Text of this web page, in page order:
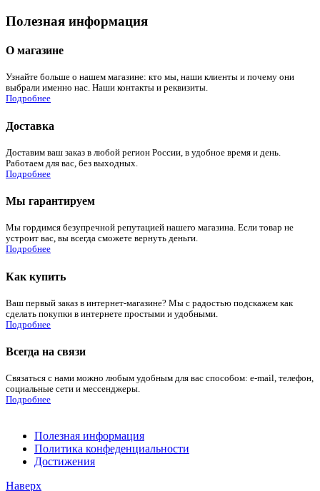
Полезная информация
О магазине
Узнайте больше о нашем магазине: кто мы, наши клиенты и почему они
выбрали именно нас. Наши контакты и реквизиты.
Подробнее
Доставка
Доставим ваш заказ в любой регион России, в удобное время и день.
Работаем для вас, без выходных.
Подробнее
Мы гарантируем
Мы гордимся безупречной репутацией нашего магазина. Если товар не
устроит вас, вы всегда сможете вернуть деньги.
Подробнее
Как купить
Ваш первый заказ в интернет-магазине? Мы с радостью подскажем как
сделать покупки в интернете простыми и удобными.
Подробнее
Всегда на связи
Связаться с нами можно любым удобным для вас способом: e-mail, телефон,
социальные сети и мессенджеры.
Подробнее
Полезная информация
Политика конфеденциальности
Достижения
Наверх